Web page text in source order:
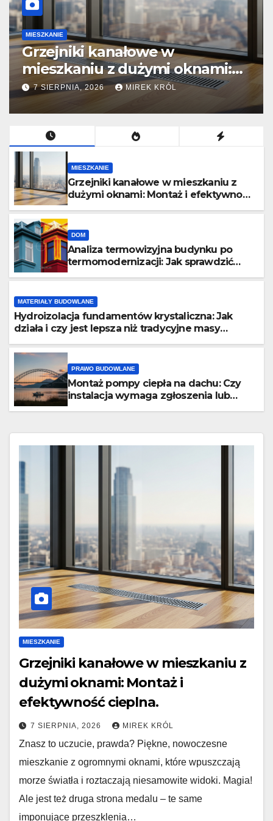
MIESZKANIE
Grzejniki kanałowe w
mieszkaniu z dużymi oknami:
Montaż i efektywność cieplna.
7 SIERPNIA, 2026 MIREK KRÓL
MIESZKANIE
Grzejniki kanałowe w mieszkaniu z
dużymi oknami: Montaż i efektywność
DOM
Analiza termowizyjna budynku po
termomodernizacji: Jak sprawdzić
MATERIAŁY BUDOWLANE
Hydroizolacja fundamentów krystaliczna: Jak
działa i czy jest lepsza niż tradycyjne masy
PRAWO BUDOWLANE
Montaż pompy ciepła na dachu: Czy
instalacja wymaga zgłoszenia lub
MIESZKANIE
Grzejniki kanałowe w mieszkaniu z
dużymi oknami: Montaż i
efektywność cieplna.
7 SIERPNIA, 2026 MIREK KRÓL
Znasz to uczucie, prawda? Piękne, nowoczesne
mieszkanie z ogromnymi oknami, które wpuszczają
morze światła i roztaczają niesamowite widoki. Magia!
Ale jest też druga strona medalu – te same
imponujące przeszklenia…